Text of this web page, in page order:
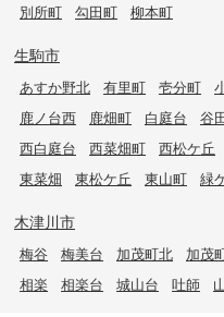
別所町
勾田町 柳本町
生駒市
あすか野北 有里町 壱分町
鹿ノ台西
鹿畑町 白庭台 谷
西白庭台
西菜畑町 西松ケ丘
東菜畑
東松ケ丘 東山町 緑
木津川市
梅谷 梅美台 加茂町北 加茂
相楽
相楽台 城山台 吐師